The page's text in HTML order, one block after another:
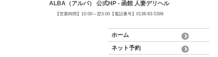
ALBA（アルバ） 公式HP - 函館 人妻デリヘル
【営業時間】10:00～翌3:00【電話番号】0138-83-5399
ホーム
ネット予約